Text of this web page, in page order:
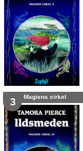
3 Magiens cirkel